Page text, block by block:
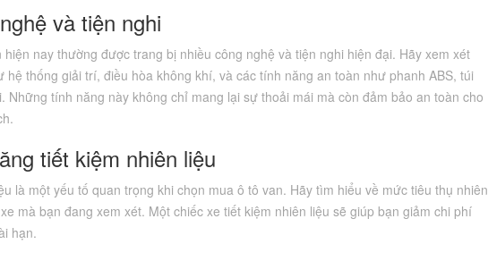
và tiện nghi
hiện nay thường được trang bị nhiều công nghệ và tiện nghi hiện đại. Hãy xem xét
hệ thống giải trí, điều hòa không khí, và các tính năng an toàn như phanh ABS, túi
Những tính năng này không chỉ mang lại sự thoải mái mà còn đảm bảo an toàn cho
tiết kiệm nhiên liệu
là một yếu tố quan trọng khi chọn mua ô tô van. Hãy tìm hiểu về mức tiêu thụ nhiên
mà bạn đang xem xét. Một chiếc xe tiết kiệm nhiên liệu sẽ giúp bạn giảm chi phí
hạn.